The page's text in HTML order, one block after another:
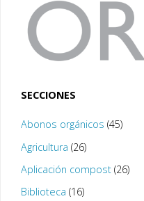
SECCIONES
Abonos orgánicos (45)
Agricultura (26)
Aplicación compost(26)
Biblioteca (16)